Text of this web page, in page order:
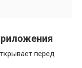
перед